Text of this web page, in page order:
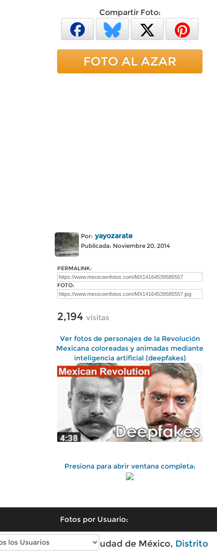
Compartir Foto:
FOTO AL AZAR
Por: yayozarate
Publicada: Noviembre 20, 2014
PERMALINK:
FOTO:
2,194 visitas
Ver fotos de personajes de la Revolución
Mexicana coloreadas y animadas mediante
inteligencia artificial (deepfakes)
Presiona para abrir ventana completa:
Fotos por Usuario:
Fotos antiguas de Ciudad de México, Distrito